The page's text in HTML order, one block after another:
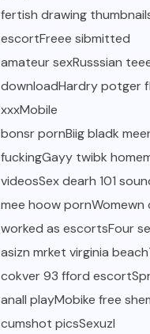
fertish drawing
escortFreee sibmitted
amateur sexRusssian
downloadHardry potger
xxxMobile
bonsr pornBiig bladk
fuckingGayy twibk
videosSex dearh 101
mee hoow pornWomewn
worked as escortsFour
asizn mrket virginia
cokver 93 fford
anall playMobike free
cumshot picsSexuzl